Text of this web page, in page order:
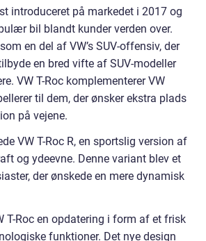
introduceret på markedet i 2017 og
bil blandt kunder verden over.
en del af VW’s SUV-offensiv, der
en bred vifte af SUV-modeller
VW T-Roc komplementerer VW
til dem, der ønsker ekstra plads
på vejene.
VW T-Roc R, en sportslig version af
og ydeevne. Denne variant blev et
der ønskede en mere dynamisk
T-Roc en opdatering i form af et frisk
funktioner. Det nye design